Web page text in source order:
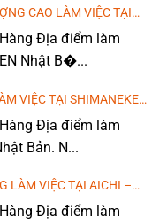
CAO LÀM VIỆC TẠI
Địa điểm làm
Nhật B�...
VIỆC TẠI SHIMANEKEN
PHÍ ĐÀO TẠO TIẾNG)
Địa điểm làm
Bản. N...
LÀM VIỆC TẠI AICHI –
PHÍ ĐÀO TẠO TIẾNG)
Địa điểm làm